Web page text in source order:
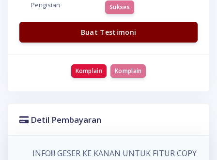
Pengisian Sukses
Buat Testimoni
Komplain Komplain
Detil Pembayaran
INFO!!! GESER KE KANAN UNTUK FITUR COPY